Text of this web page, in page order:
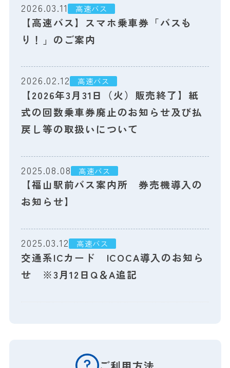
2026.03.11 高速バス
【高速バス】スマホ乗車券「バスも
り！」のご案内
2026.02.12 高速バス
【2026年3月31日（火）販売終了】紙
式の回数乗車券廃止のお知らせ及び払
戻し等の取扱いについて
2025.08.08 高速バス
【福山駅前バス案内所 券売機導入の
お知らせ】
2025.03.12 高速バス
交通系ICカード ICOCA導入のお知ら
せ ※3月12日Q＆A追記